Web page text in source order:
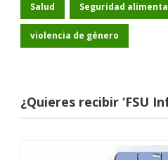
Salud Seguridad
violencia de género
¿Quieres recibir ‘FSU